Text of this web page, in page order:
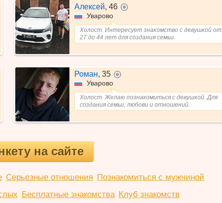
Алексей, 46
Уварово
Холост. Интересует знакомство с девушкой от
27 до 44 лет для создания семьи.
Роман, 35
Уварово
Холост. Желаю познакомиться с девушкой. Для
создания семьи, любови и отношений.
на сайте
Серьезные отношения Познакомиться с мужчиной
Бесплатные знакомства Клуб знакомств